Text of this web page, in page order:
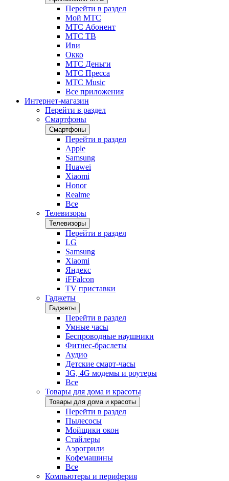
Перейти в раздел
Мой МТС
МТС Абонент
МТС ТВ
Иви
Окко
МТС Деньги
МТС Пресса
МТС Music
Все приложения
Интернет-магазин
Перейти в раздел
Смартфоны
Смартфоны
Перейти в раздел
Apple
Samsung
Huawei
Xiaomi
Honor
Realme
Все
Телевизоры
Телевизоры
Перейти в раздел
LG
Samsung
Xiaomi
Яндекс
iFFalcon
TV приставки
Гаджеты
Гаджеты
Перейти в раздел
Умные часы
Беспроводные наушники
Фитнес-браслеты
Аудио
Детские смарт-часы
3G, 4G модемы и роутеры
Все
Товары для дома и красоты
Товары для дома и красоты
Перейти в раздел
Пылесосы
Мойщики окон
Стайлеры
Аэрогрили
Кофемашины
Все
Компьютеры и периферия